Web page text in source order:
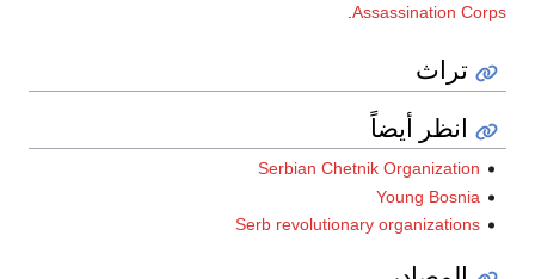
Assassination Corps
.
تراث
انظر أيضاً
Serbian Chetnik Organization
Young Bosnia
Serb revolutionary organizations